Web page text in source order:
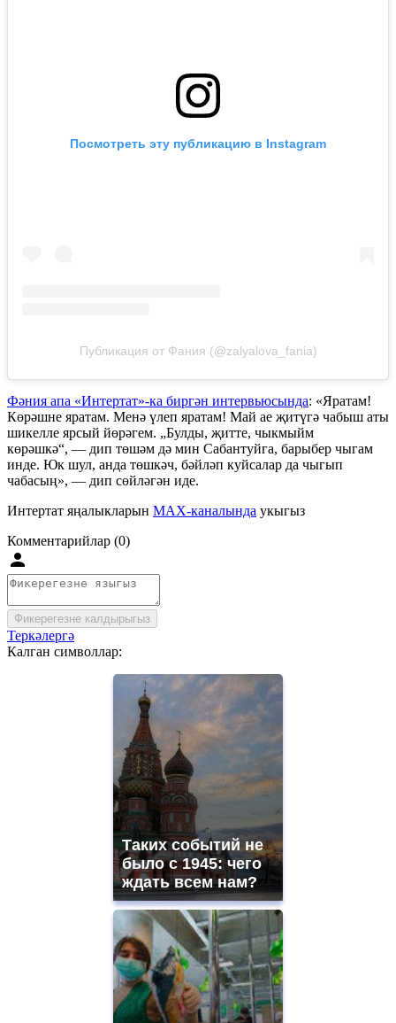
Посмотреть эту публикацию в Instagram
Публикация от Фания (@zalyalova_fania)
Фәния апа «Интертат»-ка биргән интервьюсында: «Яратам!
Көрәшне яратам. Менә үлеп яратам! Май ае җитүгә чабыш аты
шикелле ярсый йөрәгем. „Булды, җитте, чыкмыйм
көрәшкә“, — дип төшәм дә мин Сабантуйга, барыбер чыгам
инде. Юк шул, анда төшкәч, бәйләп куйсалар да чыгып
чабасың», — дип сөйләгән иде.
Интертат яңалыкларын MAX-каналында укыгыз
Комментарийлар (0)
Фикерегезне калдырыгыз
Теркәлергә
Калган символлар:
Таких событий не
было с 1945: чего
ждать всем нам?